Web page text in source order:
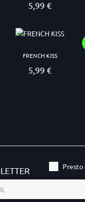
Prezzo
5,99 €
FRENCH KISS
Prezzo
5,99 €